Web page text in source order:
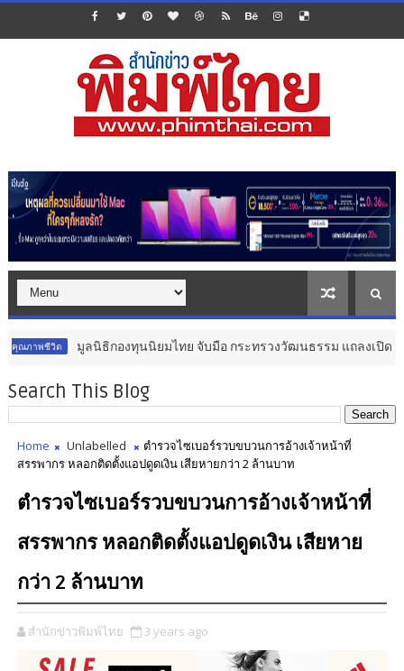
ลนิธิกองทุนนิยมไทย จับมือ กระทรวงวัฒนธรรม แถลงเปิดตัวโครงการ ป
Search This Blog
Home Unlabelled
ตำรวจไซเบอร์รวบขบวนการอ้างเจ้าหน้าที่
สรรพากร หลอกติดตั้งแอปดูดเงิน เสียหายกว่า 2 ล้านบาท
ตำรวจไซเบอร์รวบขบวนการอ้างเจ้าหน้าที่
สรรพากร หลอกติดตั้งแอปดูดเงิน เสียหาย
กว่า 2 ล้านบาท
สำนักข่าวพิมพ์ไทย 3 years ago